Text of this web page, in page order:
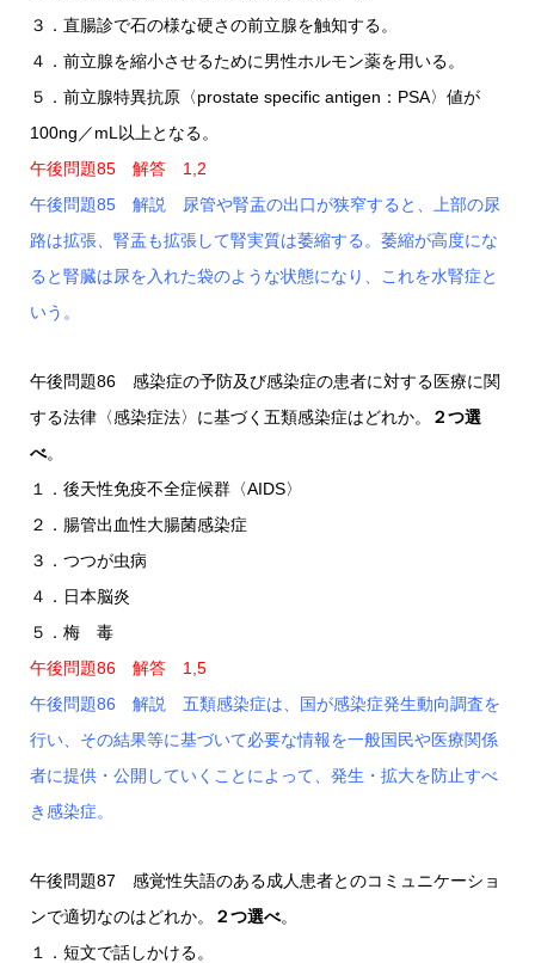
３．直腸診で石の様な硬さの前立腺を触知する。
４．前立腺を縮小させるために男性ホルモン薬を用いる。
５．前立腺特異抗原〈prostate specific antigen：PSA〉値が
100ng／mL以上となる。
午後問題85 解答 1,2
午後問題85 解説 尿管や腎盂の出口が狭窄すると、上部の尿
路は拡張、腎盂も拡張して腎実質は萎縮する。萎縮が高度にな
ると腎臓は尿を入れた袋のような状態になり、これを水腎症と
いう。
午後問題86 感染症の予防及び感染症の患者に対する医療に関
する法律〈感染症法〉に基づく五類感染症はどれか。
２つ選
べ。
１．後天性免疫不全症候群〈AIDS〉
２．腸管出血性大腸菌感染症
３．つつが虫病
４．日本脳炎
５．梅 毒
午後問題86 解答 1,5
午後問題86 解説 五類感染症は、国が感染症発生動向調査を
行い、その結果等に基づいて必要な情報を一般国民や医療関係
者に提供・公開していくことによって、発生・拡大を防止すべ
き感染症。
午後問題87 感覚性失語のある成人患者とのコミュニケーショ
ンで適切なのはどれか。
２つ選べ。
１．短文で話しかける。